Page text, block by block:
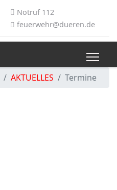
Notruf 112
feuerwehr@dueren.de
AKTUELLES Termine